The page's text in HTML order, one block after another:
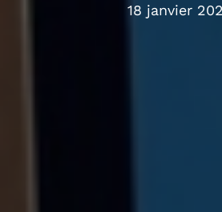
18 janvier